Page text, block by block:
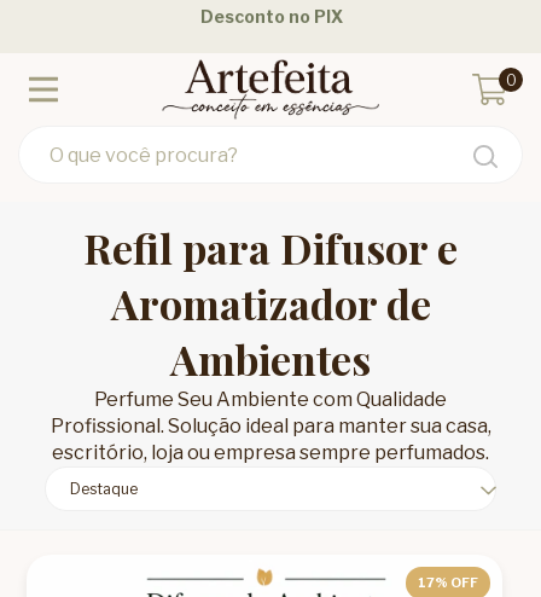
Parcele em até 12 Vezes - 3 Vezes Sem Juros
0
Refil para Difusor e
Aromatizador de
Ambientes
Perfume Seu Ambiente com Qualidade
Profissional. Solução ideal para manter sua casa,
escritório, loja ou empresa sempre perfumados.
17% OFF